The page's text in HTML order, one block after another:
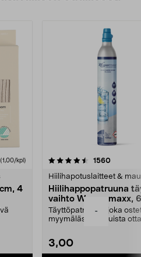
-
(1,00/kpl)
4
1560
Hiilihapotuslaitteet &
Hiilihappopatruuna
vaihto Wassermaxx,
Täyttöpatruuna, joka
myymälästä – muista
3,00
4.5viidestä